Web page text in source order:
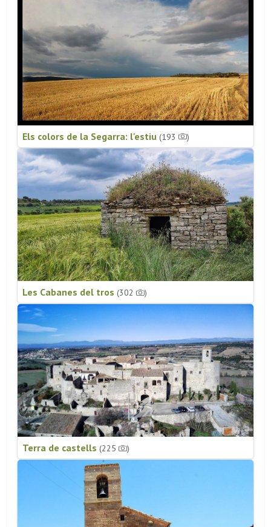
Els colors de la Segarra: l'estiu (193 )
Les Cabanes del tros (302 )
Terra de castells (225 )